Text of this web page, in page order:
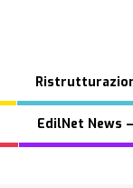
EdilNet News